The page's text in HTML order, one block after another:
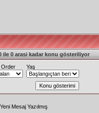
ile 0 arasi kadar konu gösteriliyor
Order Yaş
Mesaj Yazılmış